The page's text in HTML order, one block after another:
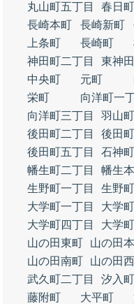
丸山町五丁目
春日町
長崎本町
長崎新町
上条町
長崎町
神田町二丁目
東神
中央町
元町
栄町
向洋町一
向洋町三丁目
羽山町
後田町二丁目
後田
後田町五丁目
石神町
幡生町二丁目
幡生
生野町一丁目
生野
大学町一丁目
大学
大学町四丁目
大学
山の田東町
山の田
山の田南町
山の田
武久町二丁目
汐入町
藤附町
大平町